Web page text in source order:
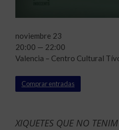
XIQUETES QUE NO
noviembre 23
20:00 — 22:00
Valencia – Centro Cultural
Comprar entradas